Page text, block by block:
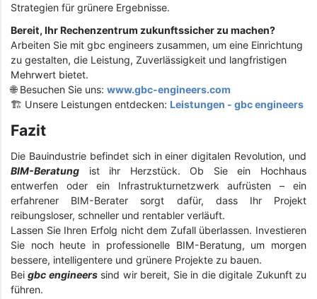
Strategien für grünere Ergebnisse.
Bereit, Ihr Rechenzentrum zukunftssicher zu machen?
Arbeiten Sie mit gbc engineers zusammen, um eine Einrichtung
zu gestalten, die Leistung, Zuverlässigkeit und langfristigen
Mehrwert bietet.
🌐 Besuchen Sie uns: www.gbc-engineers.com
🏗️ Unsere Leistungen entdecken: Leistungen - gbc engineers
Fazit
Die Bauindustrie befindet sich in einer digitalen Revolution, und
BIM-Beratung ist ihr Herzstück. Ob Sie ein Hochhaus
entwerfen oder ein Infrastrukturnetzwerk aufrüsten – ein
erfahrener BIM-Berater sorgt dafür, dass Ihr Projekt
reibungsloser, schneller und rentabler verläuft.
Lassen Sie Ihren Erfolg nicht dem Zufall überlassen. Investieren
Sie noch heute in professionelle BIM-Beratung, um morgen
bessere, intelligentere und grünere Projekte zu bauen.
Beigbc engineerssind wir bereit, Sie in die digitale Zukunft zu
führen.